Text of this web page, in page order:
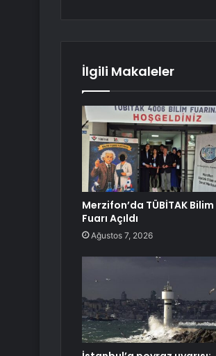
İlgili Makaleler
Merzifon’da TÜBİTAK Bilim
Fuarı Açıldı
Ağustos 7, 2026